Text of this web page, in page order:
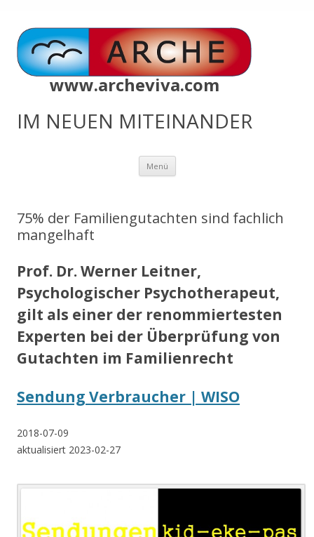
www.archeviva.com
IM NEUEN MITEINANDER
Menü Zum
springen
75% der Familiengutachten sind fachlich
mangelhaft
Prof. Dr. Werner Leitner,
Psychologischer Psychotherapeut,
gilt als einer der renommiertesten
Experten bei der Überprüfung von
Gutachten im Familienrecht
Sendung Verbraucher | WISO
2018-07-09
aktualisiert 2023-02-27